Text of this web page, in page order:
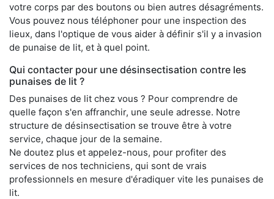
votre corps par des boutons ou bien autres désagréments.
Vous pouvez nous téléphoner pour une inspection des
lieux, dans l'optique de vous aider à définir s'il y a invasion
de punaise de lit, et à quel point.
Qui contacter pour une désinsectisation contre les
punaises de lit ?
Des punaises de lit chez vous ? Pour comprendre de
quelle façon s'en affranchir, une seule adresse. Notre
structure de désinsectisation se trouve être à votre
service, chaque jour de la semaine.
Ne doutez plus et appelez-nous, pour profiter des
services de nos techniciens, qui sont de vrais
professionnels en mesure d'éradiquer vite les punaises de
lit.